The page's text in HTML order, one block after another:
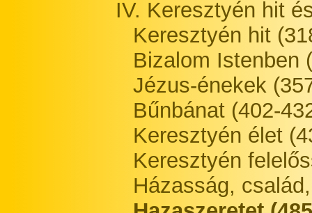
IV. Keresztyén hit
Keresztyén hit
Bizalom Istenben
Jézus-énekek
Bűnbánat (402-
Keresztyén élet
Keresztyén
Házasság,